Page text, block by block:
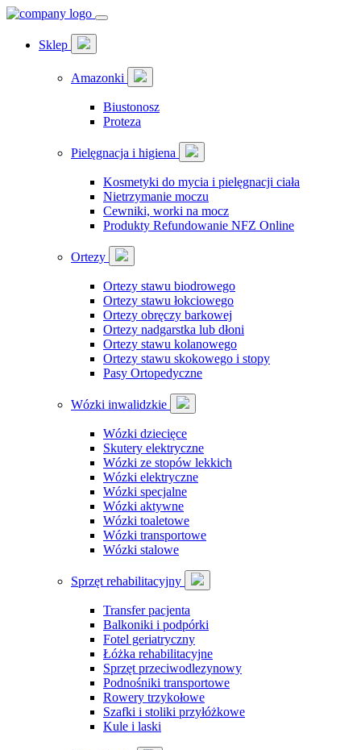
Sklep
Amazonki
Biustonosz
Proteza
Pielęgnacja i higiena
Kosmetyki do mycia i pielęgnacji ciała
Nietrzymanie moczu
Cewniki, worki na mocz
Produkty Refundowanie NFZ Online
Ortezy
Ortezy stawu biodrowego
Ortezy stawu łokciowego
Ortezy obręczy barkowej
Ortezy nadgarstka lub dłoni
Ortezy stawu kolanowego
Ortezy stawu skokowego i stopy
Pasy Ortopedyczne
Wózki inwalidzkie
Wózki dziecięce
Skutery elektryczne
Wózki ze stopów lekkich
Wózki elektryczne
Wózki specjalne
Wózki aktywne
Wózki toaletowe
Wózki transportowe
Wózki stalowe
Sprzęt rehabilitacyjny
Transfer pacjenta
Balkoniki i podpórki
Fotel geriatryczny
Łóżka rehabilitacyjne
Sprzęt przeciwodlezynowy
Podnośniki transportowe
Rowery trzykołowe
Szafki i stoliki przyłóżkowe
Kule i laski